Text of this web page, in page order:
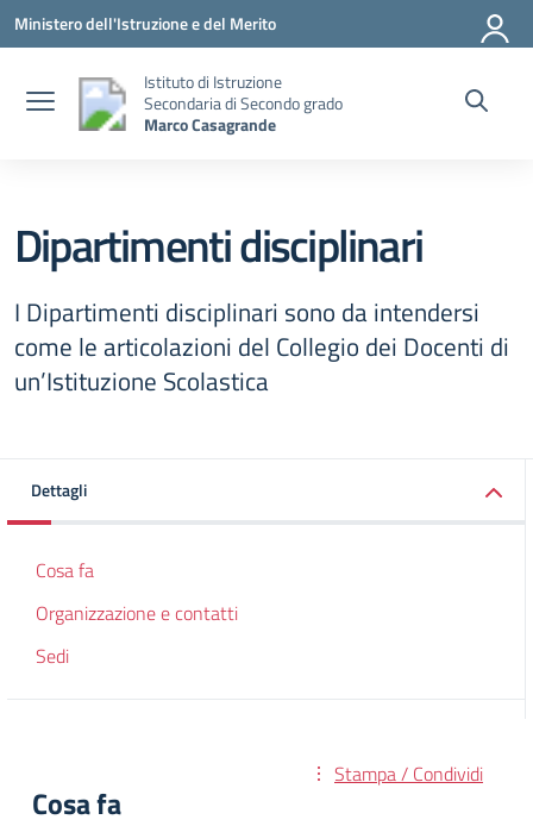
Vai ai contenuti
Vai al menu di navigazione
Vai al footer
Ministero dell'Istruzione e del Merito
Istituto di Istruzione
Secondaria di Secondo grado
Marco Casagrande
Dipartimenti disciplinari
I Dipartimenti disciplinari sono da intendersi
come le articolazioni del Collegio dei Docenti di
un’Istituzione Scolastica
Dettagli
Cosa fa
Organizzazione e contatti
Sedi
Stampa / Condividi
Cosa fa